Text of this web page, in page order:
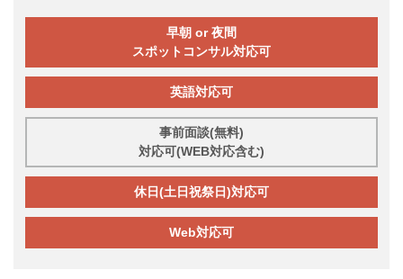
早朝 or 夜間
スポットコンサル対応可
英語対応可
事前面談(無料)
対応可(WEB対応含む)
休日(土日祝祭日)対応可
Web対応可